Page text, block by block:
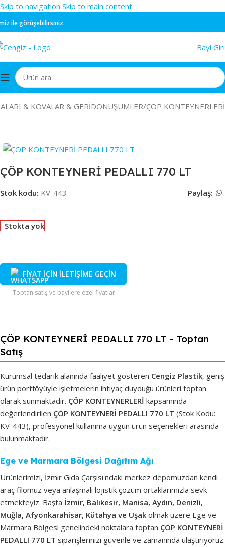
Skip to navigation Skip to main content
ile görüşebilirsiniz.
Bayi
& KOVALAR & GERİDÖNÜŞÜMLER/ÇÖP KONTEYNERLERİ
ÇÖP KONTEYNERİ PEDALLI 770 LT
Stok kodu: KV-443 Paylaş:
Stokta yok
FİYAT İÇİN İLETİŞİME GEÇİN
Toptan satış ve bayilere özel fiyatlar.
ÇÖP KONTEYNERİ PEDALLI 770 LT - Toptan
Satış
Kurumsal tedarik alanında faaliyet gösteren Cengiz Plastik, geniş
ürün portföyüyle işletmelerin ihtiyaç duyduğu ürünleri toptan
olarak sunmaktadır. ÇÖP KONTEYNERLERİ kapsamında
değerlendirilen ÇÖP KONTEYNERİ PEDALLI 770 LT (Stok Kodu:
KV-443), profesyonel kullanıma uygun ürün seçenekleri arasında
bulunmaktadır.
Ege ve Marmara Bölgesi Dağıtım Ağı
Ürünlerimizi, İzmir Gıda Çarşısı'ndaki merkez depomuzdan kendi
araç filomuz veya anlaşmalı lojistik çözüm ortaklarımızla sevk
etmekteyiz. Başta İzmir, Balıkesir, Manisa, Aydın, Denizli,
Muğla, Afyonkarahisar, Kütahya ve Uşak olmak üzere Ege ve
Marmara Bölgesi genelindeki noktalara toptan ÇÖP KONTEYNERİ
PEDALLI 770 LT siparişlerinizi güvenle ve zamanında ulaştırıyoruz.